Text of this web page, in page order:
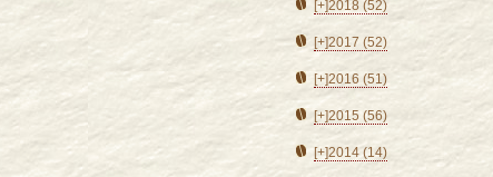
[+]2018 (52)
[+]2017 (52)
[+]2016 (51)
[+]2015 (56)
[+]2014 (14)